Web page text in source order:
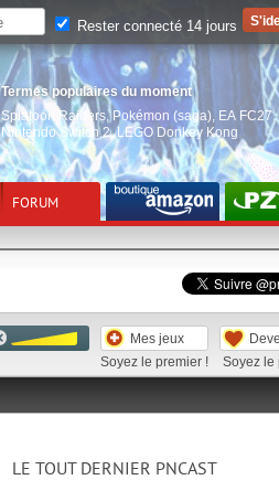
Termes populaires du moment
Splatoon Raiders, Pokémon (saga) EA FC27,
Nintendo Switch 2,LEGO Donkey Kong
FORUM
Mes jeux
Soyez le premier !
Soyez le
LE TOUT DERNIER PNCAST
Rester connecté 14 jours